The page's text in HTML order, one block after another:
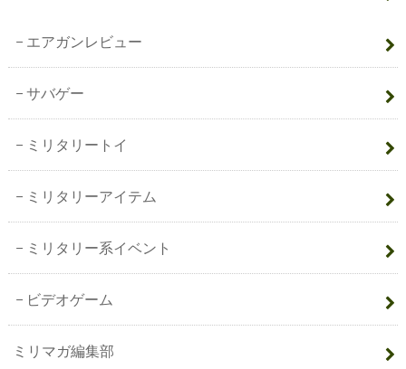
エアガンレビュー
サバゲー
ミリタリートイ
ミリタリーアイテム
ミリタリー系イベント
ビデオゲーム
ミリマガ編集部